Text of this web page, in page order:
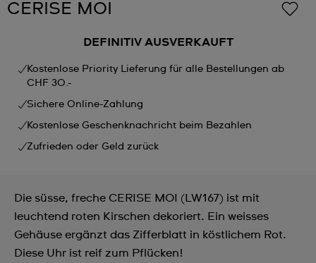
CERISE MOI
DEFINITIV AUSVERKAUFT
Kostenlose Priority Lieferung für alle Bestellungen ab
CHF 30.-
Sichere Online-Zahlung
Kostenlose Geschenknachricht beim Bezahlen
Zufrieden oder Geld zurück
Die süsse, freche CERISE MOI (LW167) ist mit
leuchtend roten Kirschen dekoriert. Ein weisses
Gehäuse ergänzt das Zifferblatt in köstlichem Rot.
Diese Uhr ist reif zum Pflücken!